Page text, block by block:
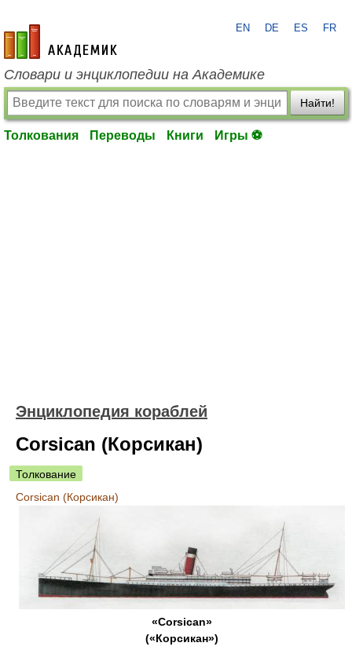
academic.ru
EN DE ES FR
Словари и энциклопедии на Академике
Найти!
Толкования Переводы Книги Игры ⚽
Энциклопедия кораблей
Corsican (Корсикан)
Толкование
Corsican (Корсикан)
«Corsican»
(«Корсикан»)